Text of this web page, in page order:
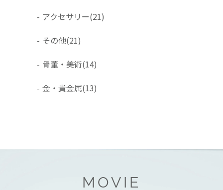
- アクセサリー(21)
- その他(21)
- 骨董・美術(14)
- 金・貴金属(13)
MOVIE